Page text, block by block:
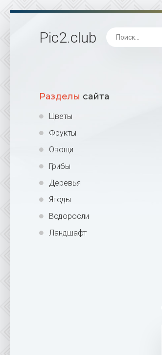
Pic2.club
Разделы сайта
Цветы
Фрукты
Овощи
Грибы
Деревья
Ягоды
Водоросли
Ландшафт